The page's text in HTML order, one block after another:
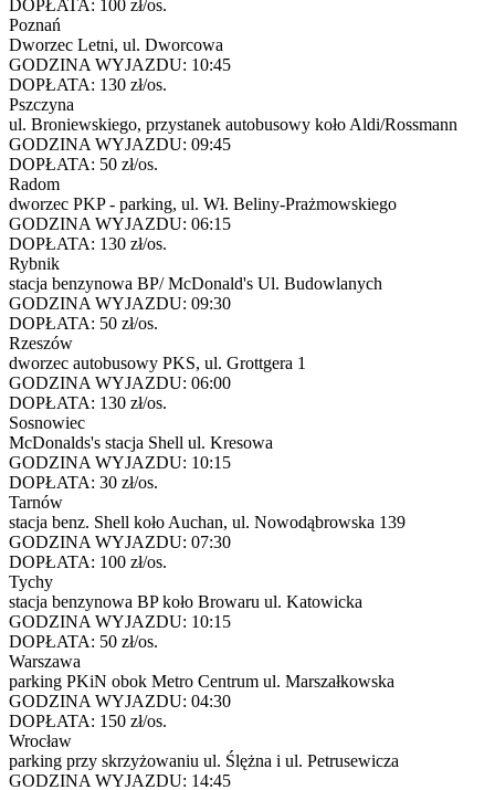
DOPŁATA: 100 zł/os.
Poznań
Dworzec Letni, ul. Dworcowa
GODZINA WYJAZDU: 10:45
DOPŁATA: 130 zł/os.
Pszczyna
ul. Broniewskiego, przystanek autobusowy koło Aldi/Rossmann
GODZINA WYJAZDU: 09:45
DOPŁATA: 50 zł/os.
Radom
dworzec PKP - parking, ul. Wł. Beliny-Prażmowskiego
GODZINA WYJAZDU: 06:15
DOPŁATA: 130 zł/os.
Rybnik
stacja benzynowa BP/ McDonald's Ul. Budowlanych
GODZINA WYJAZDU: 09:30
DOPŁATA: 50 zł/os.
Rzeszów
dworzec autobusowy PKS, ul. Grottgera 1
GODZINA WYJAZDU: 06:00
DOPŁATA: 130 zł/os.
Sosnowiec
McDonalds's stacja Shell ul. Kresowa
GODZINA WYJAZDU: 10:15
DOPŁATA: 30 zł/os.
Tarnów
stacja benz. Shell koło Auchan, ul. Nowodąbrowska 139
GODZINA WYJAZDU: 07:30
DOPŁATA: 100 zł/os.
Tychy
stacja benzynowa BP koło Browaru ul. Katowicka
GODZINA WYJAZDU: 10:15
DOPŁATA: 50 zł/os.
Warszawa
parking PKiN obok Metro Centrum ul. Marszałkowska
GODZINA WYJAZDU: 04:30
DOPŁATA: 150 zł/os.
Wrocław
parking przy skrzyżowaniu ul. Ślężna i ul. Petrusewicza
GODZINA WYJAZDU: 14:45